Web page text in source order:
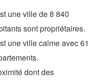
une ville de 8 840
sont propriétaires.
une ville calme avec 61
dont des